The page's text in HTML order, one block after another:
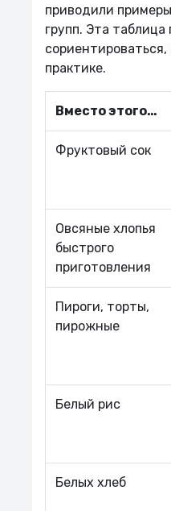
приводили
групп. Эта
практике.
Вместо этого…
Фруктовый сок
Овсяные хлопья
быстрого
приготовления
Пироги, торты,
пирожные
Белый рис
Белых хлеб